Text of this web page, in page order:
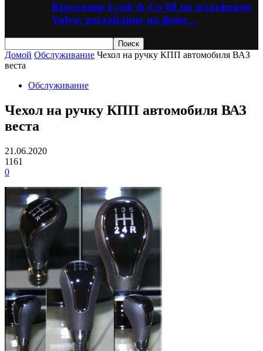
Кроссовер Lynk & Co 08 на платформе
Volvo: рестайлинг на фоне…
Домой Обслуживание Чехол на ручку КПП автомобиля ВАЗ
веста
Обслуживание
Чехол на ручку КПП автомобиля ВАЗ
веста
21.06.2020
1161
0